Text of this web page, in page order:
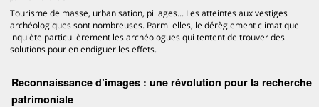
Tourisme de masse, urbanisation, pillages... Les atteintes aux vestiges
archéologiques sont nombreuses. Parmi elles, le dérèglement climatique
inquiète particulièrement les archéologues qui tentent de trouver des
solutions pour en endiguer les effets.
Reconnaissance d’images : une révolution pour la recherche
patrimoniale